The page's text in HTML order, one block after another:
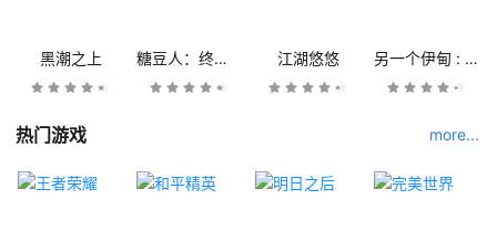
黑潮之上 糖豆人：终极淘汰赛 江湖悠悠 另一个伊甸 : 超越时空的猫
热门游戏 more...